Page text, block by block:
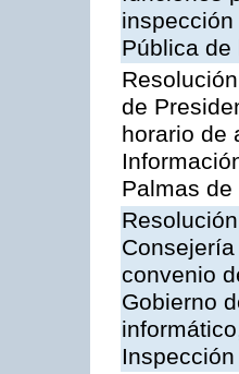
Pública de
de
horario de
Palmas
convenio
Gobierno